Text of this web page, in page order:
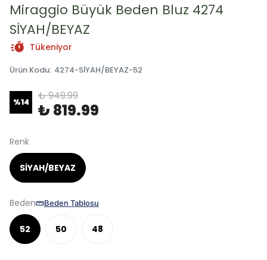
Miraggio Büyük Beden Bluz 4274
SİYAH/BEYAZ
Tükeniyor
Ürün Kodu: 4274-SİYAH/BEYAZ-52
%14 ₺ 949.99
₺ 819.99
Renk
SİYAH/BEYAZ
Beden Beden Tablosu
52 50 48